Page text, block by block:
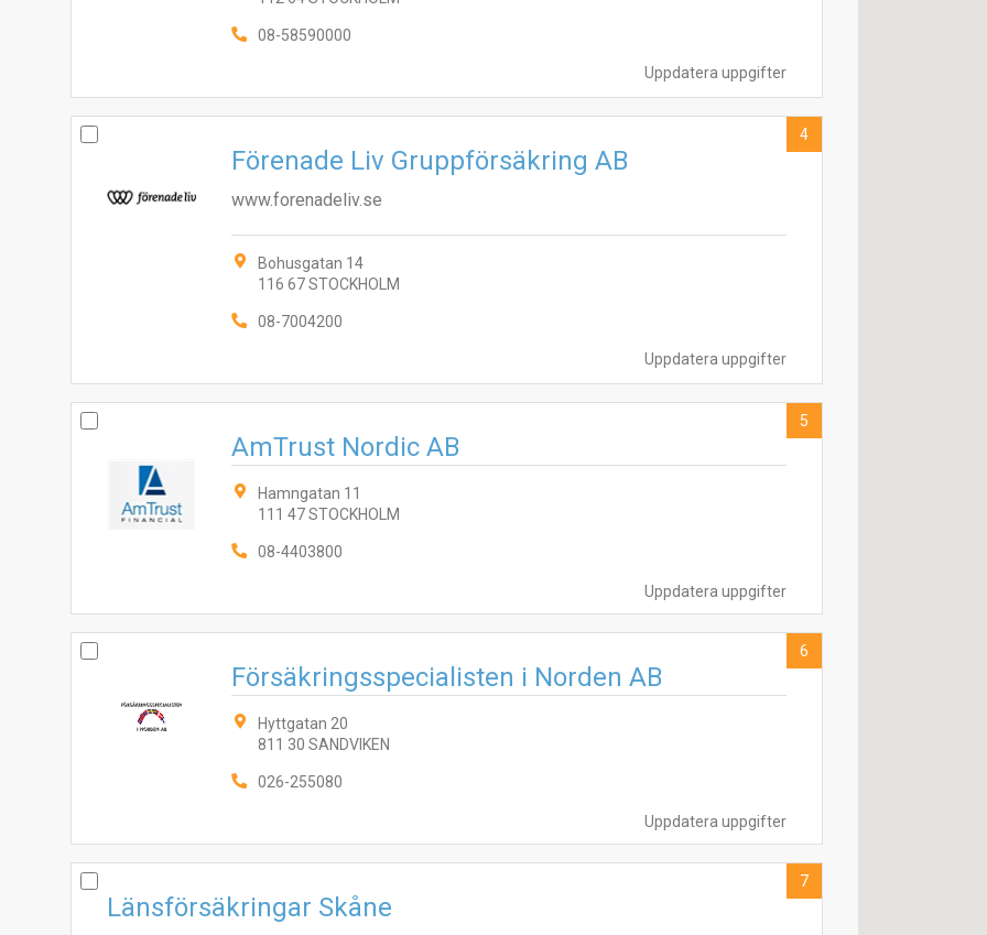
Uppdatera uppgifter
08-58590000
Uppdatera uppgifter
Förenade Liv Gruppförsäkring AB
www.forenadeliv.se
Bohusgatan 14
116 67 STOCKHOLM
08-7004200
4
Uppdatera uppgifter
AmTrust Nordic AB
Hamngatan 11
111 47 STOCKHOLM
08-4403800
5
Uppdatera uppgifter
Försäkringsspecialisten i Norden AB
Hyttgatan 20
811 30 SANDVIKEN
026-255080
6
Länsförsäkringar Skåne
7